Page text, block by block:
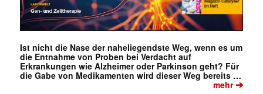
Ist nicht die Nase der naheliegendste Weg, wenn es um
die Entnahme von Proben bei Verdacht auf
Erkrankungen wie Alzheimer oder Parkinson geht? Für
die Gabe von Medikamenten wird dieser Weg bereits …
mehr➔